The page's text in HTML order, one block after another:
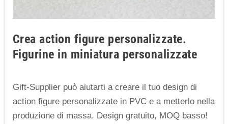
Crea action figure personalizzate.
Figurine in miniatura personalizzate
Gift-Supplier può aiutarti a creare il tuo design di
action figure personalizzate in PVC e a metterlo nella
produzione di massa. Design gratuito, MOQ basso!